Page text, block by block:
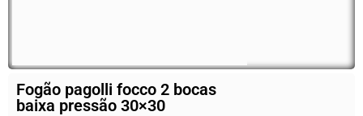
Fogão pagolli focco 2 bocas
baixa pressão 30×30